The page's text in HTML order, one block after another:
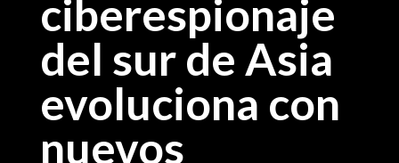
ciberespionaje
del sur de Asia
evoluciona con
nuevos